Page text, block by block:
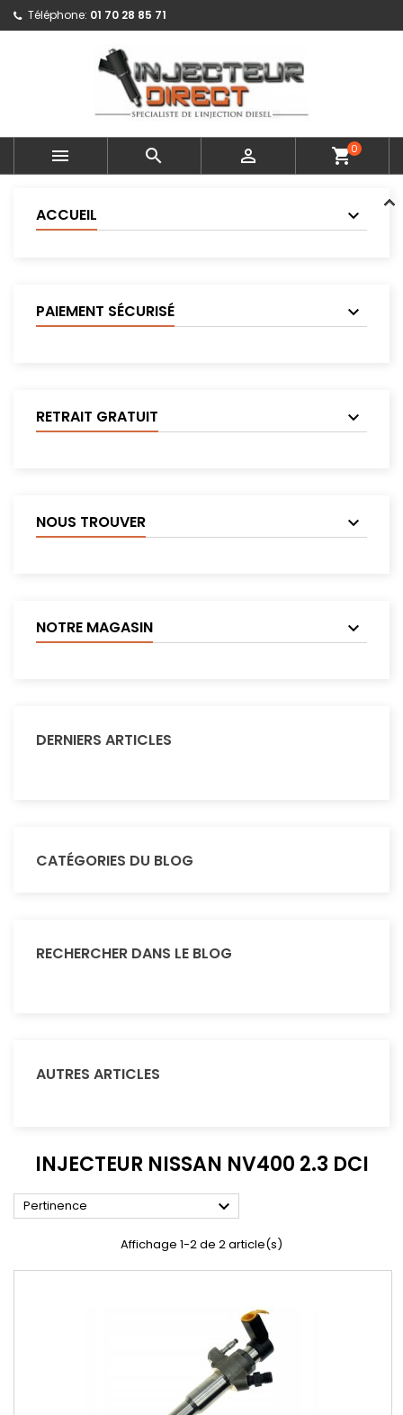
Téléphone: 01 70 28 85 71
   shopping_cart0
ACCUEIL
PAIEMENT SÉCURISÉ
RETRAIT GRATUIT
NOUS TROUVER
NOTRE MAGASIN
DERNIERS ARTICLES
CATÉGORIES DU BLOG
RECHERCHER DANS LE BLOG
AUTRES ARTICLES
INJECTEUR NISSAN NV400 2.3 DCI
Pertinence 
Affichage 1-2 de 2 article(s)